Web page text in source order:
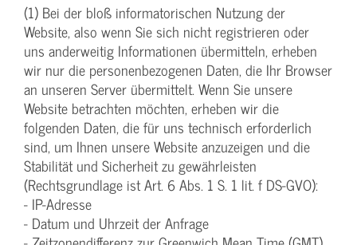
(1) Bei der bloß informatorischen Nutzung der
Website, also wenn Sie sich nicht registrieren oder
uns anderweitig Informationen übermitteln, erheben
wir nur die personenbezogenen Daten, die Ihr Browser
an unseren Server übermittelt. Wenn Sie unsere
Website betrachten möchten, erheben wir die
folgenden Daten, die für uns technisch erforderlich
sind, um Ihnen unsere Website anzuzeigen und die
Stabilität und Sicherheit zu gewährleisten
(Rechtsgrundlage ist Art. 6 Abs. 1 S. 1 lit. f DS-GVO):
- IP-Adresse
- Datum und Uhrzeit der Anfrage